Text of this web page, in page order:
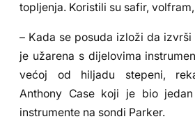
topljenja. Koristili su safir,
– Kada se posuda izloži da izvrši
je užarena s dijelovima
većoj od hiljadu stepeni,
Anthony Case koji je bio
instrumente na sondi Parker.